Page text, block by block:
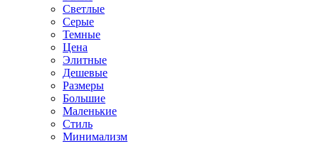
Светлые
Серые
Темные
Цена
Элитные
Дешевые
Размеры
Большие
Маленькие
Стиль
Минимализм